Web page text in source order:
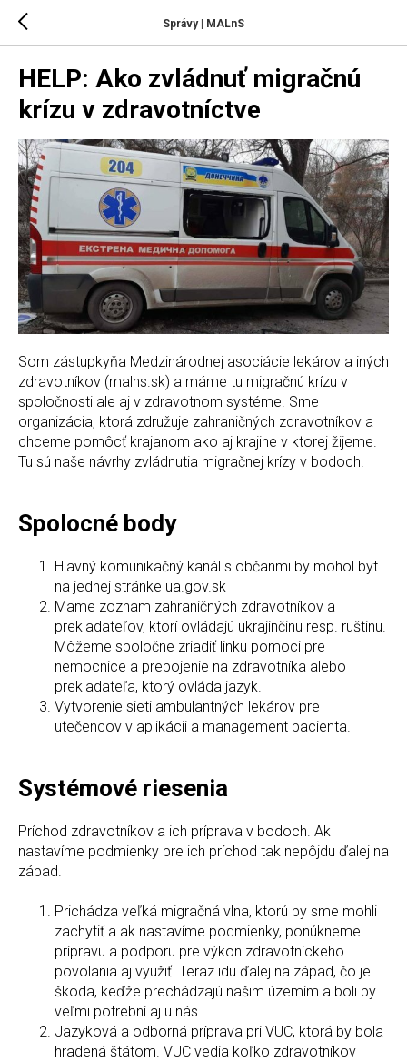
Správy | MALnS
HELP: Ako zvládnuť migračnú
krízu v zdravotníctve
Som zástupkyňa Medzinárodnej asociácie lekárov a iných
zdravotníkov (malns.sk) a máme tu migračnú krízu v
spoločnosti ale aj v zdravotnom systéme. Sme
organizácia, ktorá združuje zahraničných zdravotníkov a
chceme pomôcť krajanom ako aj krajine v ktorej žijeme.
Tu sú naše návrhy zvládnutia migračnej krízy v bodoch.
Spolocné body
Hlavný komunikačný kanál s občanmi by mohol byt
na jednej stránke ua.gov.sk
Mame zoznam zahraničných zdravotníkov a
prekladateľov, ktorí ovládajú ukrajinčinu resp. ruštinu.
Môžeme spoločne zriadiť linku pomoci pre
nemocnice a prepojenie na zdravotníka alebo
prekladateľa, ktorý ovláda jazyk.
Vytvorenie sieti ambulantných lekárov pre
utečencov v aplikácii a management pacienta.
Systémové riesenia
Príchod zdravotníkov a ich príprava v bodoch. Ak
nastavíme podmienky pre ich príchod tak nepôjdu ďalej na
západ.
Prichádza veľká migračná vlna, ktorú by sme mohli
zachytiť a ak nastavíme podmienky, ponúkneme
prípravu a podporu pre výkon zdravotníckeho
povolania aj využiť. Teraz idu ďalej na západ, čo je
škoda, keďže prechádzajú našim územím a boli by
veľmi potrební aj u nás.
Jazyková a odborná príprava pri VUC, ktorá by bola
hradená štátom. VUC vedia koľko zdravotníkov